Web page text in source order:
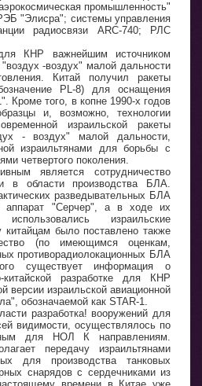
промышленность"
"Элисра"; системы управления
радиосвязи ARC-740; РЛС
КНР важнейшим источником
-воздух" малой дальности
Китай получил ракеты
PL-8) для оснащения
Кроме того, в копне 1990-х годов
и, возможно, технологии
израильской ракеты
- воздух" малой дальности,
израильтянами для борьбы с
четвертого поколения.
является сотрудничество
в области производства БЛА.
разведывательных БЛА
аппарат "Серчер", а в ходе их
израильские
китайцам было поставлено также
(по имеющимся оценкам,
противорадиолокационных БЛА
существует информация о
китайской разработке для КНР
версии израильской авиационной
обозначаемой как STAR-1.
разработка! вооружений для
видимости, осуществлялось по
для НОЛ К направлениям.
передачу израильтянами
для производства танковых
снарядов с сердечниками из